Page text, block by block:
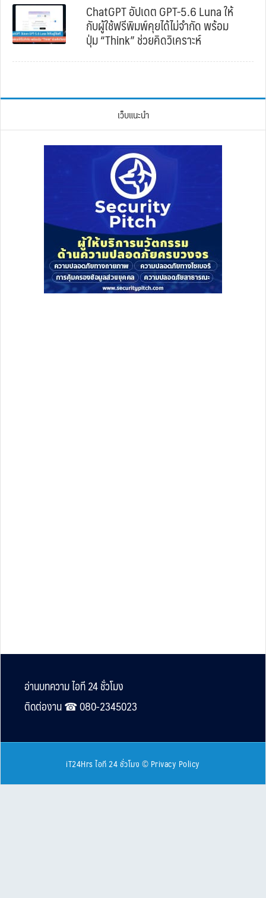
ChatGPT อัปเดต GPT-5.6 Luna ให้
กับผู้ใช้ฟรีพิมพ์คุยได้ไม่จำกัด พร้อม
ปุ่ม “Think” ช่วยคิดวิเคราะห์
เว็บแนะนำ
Footer
อ่านบทความ ไอที 24 ชั่วโมง
ติดต่องาน ☎︎ 080-2345023
iT24Hrs ไอที 24 ชั่วโมง © Privacy Policy